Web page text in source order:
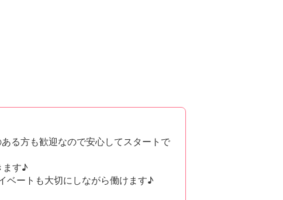
る方も歓迎なので安心してスタートで
ます♪
ベートも大切にしながら働けます♪